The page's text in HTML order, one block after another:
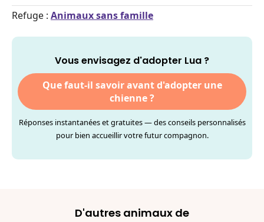
Refuge : Animaux sans famille
Vous envisagez d'adopter Lua ?
Que faut-il savoir avant d'adopter une
chienne ?
Réponses instantanées et gratuites — des conseils personnalisés
pour bien accueillir votre futur compagnon.
D'autres animaux de